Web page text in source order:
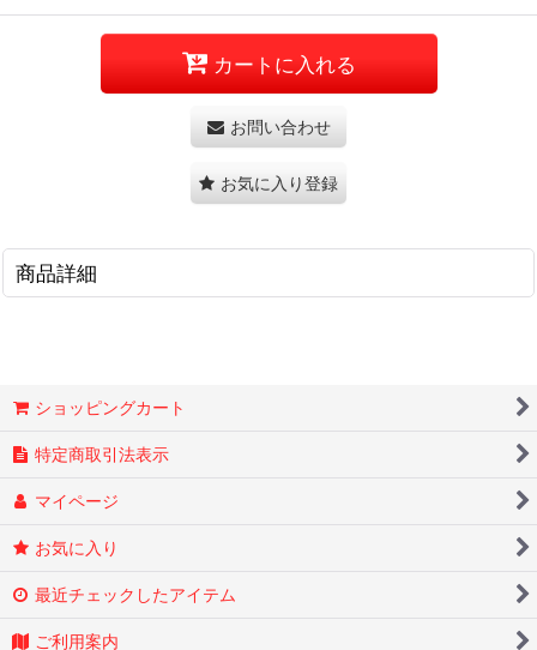
カートに入れる
お問い合わせ
お気に入り登録
商品詳細
ショッピングカート
特定商取引法表示
マイページ
お気に入り
最近チェックしたアイテム
ご利用案内